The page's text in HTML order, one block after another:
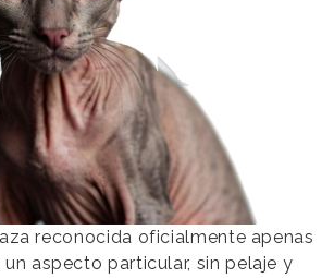
reconocida oficialmente apenas
aspecto particular, sin pelaje y